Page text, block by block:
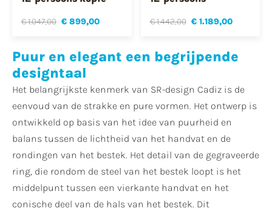
€ 1.047,00 € 899,00 € 1.442,00 € 1.189,00
Puur en elegant een begrijpende
designtaal
Het belangrijkste kenmerk van SR-design Cadiz is de
eenvoud van de strakke en pure vormen. Het ontwerp is
ontwikkeld op basis van het idee van puurheid en
balans tussen de lichtheid van het handvat en de
rondingen van het bestek. Het detail van de gegraveerde
ring, die rondom de steel van het bestek loopt is het
middelpunt tussen een vierkante handvat en het
conische deel van de hals van het bestek. Dit